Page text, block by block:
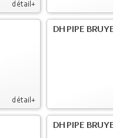
détail+
détail+
DH PIPE
DH PIPE